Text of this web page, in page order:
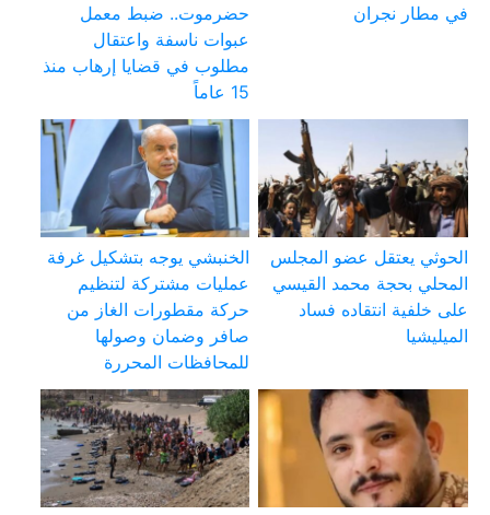
في مطار نجران
حضرموت.. ضبط معمل
عبوات ناسفة واعتقال
مطلوب في قضايا إرهاب منذ
15 عاماً
الحوثي يعتقل عضو المجلس
المحلي بحجة محمد القيسي
على خلفية انتقاده فساد
الميليشيا
الخنبشي يوجه بتشكيل غرفة
عمليات مشتركة لتنظيم
حركة مقطورات الغاز من
صافر وضمان وصولها
للمحافظات المحررة